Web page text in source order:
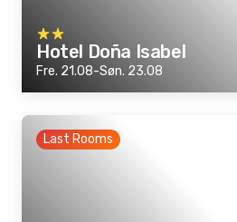
Hotel Doña Isabel
Fre. 21.08-Søn. 23.08
Last Rooms